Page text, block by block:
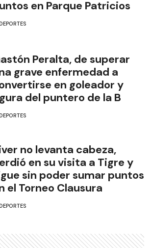
en Parque Patricios
Peralta, de superar
grave enfermedad a
en goleador y
del puntero de la B
no levanta cabeza,
en su visita a Tigre y
sin poder sumar puntos
el Torneo Clausura